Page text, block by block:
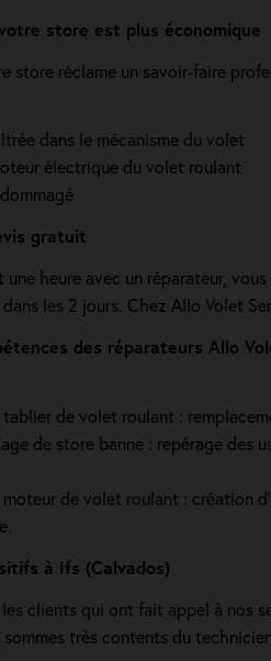
store est plus économique
store réclame un savoir-faire
dans le mécanisme du volet
électrique du volet roulant
gratuit
une heure avec un réparateur,
les 2 jours. Chez Allo Volet
des réparateurs Allo
de volet roulant :
de store banne : repérage des
de volet roulant : création
à Ifs (Calvados)
clients qui ont fait appel à nos
sommes très contents du